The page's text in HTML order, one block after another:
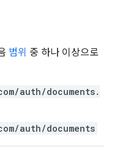
범위 중 하나 이상으로
auth/documents.
auth/documents